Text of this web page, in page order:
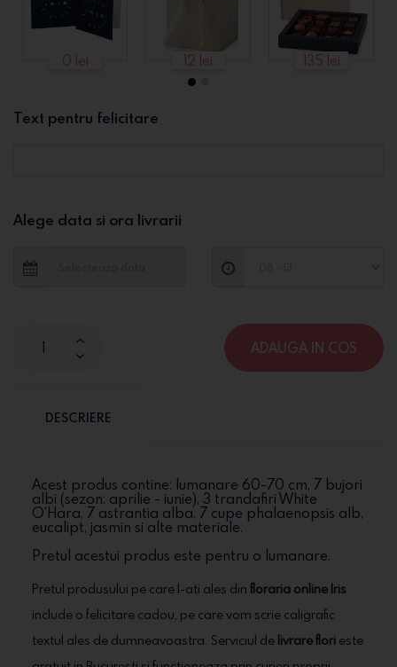
0 lei 12 lei 135 lei
Text pentru felicitare
Alege data si ora livrarii
ADAUGA IN COS
DESCRIERE
Acest produs contine: lumanare 60-70 cm, 7 bujori
albi (sezon: aprilie - iunie), 3 trandafiri White
O'Hara, 7 astrantia alba, 7 cupe phalaenopsis alb,
eucalipt, jasmin si alte materiale.
Pretul acestui produs este pentru o lumanare.
Pretul produsului pe care l-ati ales din floraria online Iris
include o felicitare cadou, pe care vom scrie caligrafic
textul ales de dumneavoastra. Serviciul de livrare flori este